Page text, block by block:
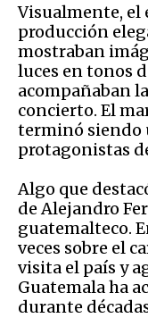
Visualmente, el
producción
mostraban
luces en tonos
acompañaban
concierto. El
terminó siendo
protagonistas
Algo que
de Alejandro
guatemalteco.
veces sobre el
visita el país y
Guatemala ha
durante